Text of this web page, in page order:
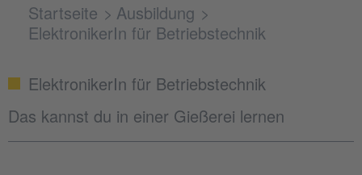
Startseite
Ausbildung
ElektronikerIn für Betriebstechnik
ElektronikerIn für Betriebstechnik
Das kannst du in einer Gießerei lernen